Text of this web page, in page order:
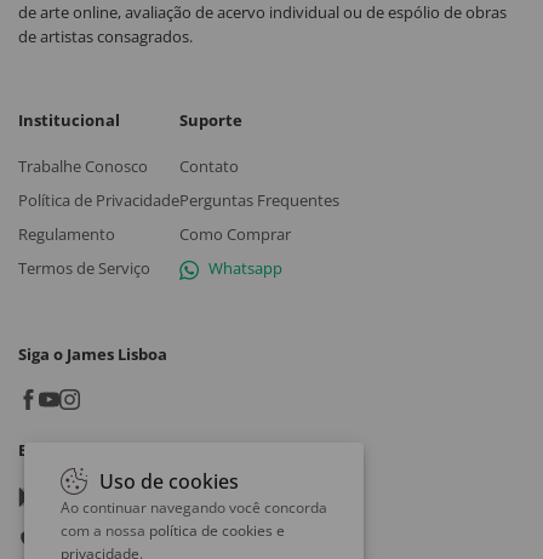
de arte online, avaliação de acervo individual ou de espólio de obras
de artistas consagrados.
Institucional
Trabalhe Conosco
Política de Privacidade
Regulamento
Termos de Serviço
Suporte
Contato
Perguntas Frequentes
Como Comprar
Whatsapp
Siga o James Lisboa
Baixe o App
Google play
App store
Uso de cookies
Ao continuar navegando você concorda
com a nossa política de cookies e
privacidade.